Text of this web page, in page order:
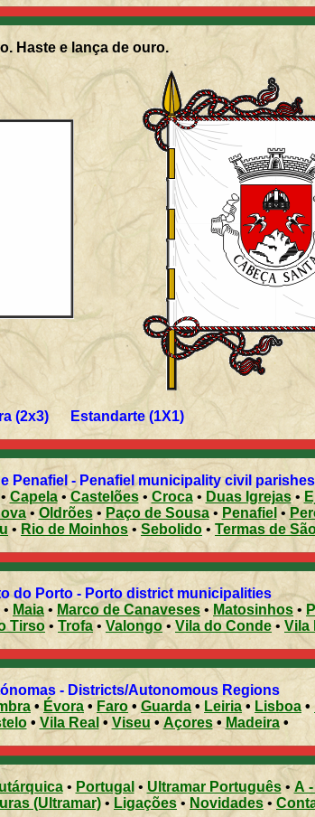
Haste e lança de ouro.
(2x3) Estandarte (1X1)
Penafiel - Penafiel municipality civil parishes
Capela• Castelões• Croca• Duas Igrejas•
•Oldrões• Paço de Sousa• Penafiel •
• Rio de Moinhos • Sebolido • Termas de
do distrito do Porto - Porto district municipalities
• Maia • Marco de Canaveses • Matosinhos •
Santo Tirso • Trofa • Valongo• Vila do Conde• Vila
Regiões Autónomas - Districts/Autonomous Regions
•Évora • Faro • Guarda • Leiria• Lisboa •
• Vila Real • Viseu • Açores • Madeira •
• Portugal • Ultramar Português• A
(Ultramar) • Ligações• Novidades •